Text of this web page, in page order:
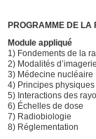
PROGRAMME DE LA
Module appliqué
1) Fondements de la
2) Modalités d’imagerie
3) Médecine nucléaire
4) Principes physiques
5) Interactions des
6) Échelles de dose
7) Radiobiologie
8) Réglementation